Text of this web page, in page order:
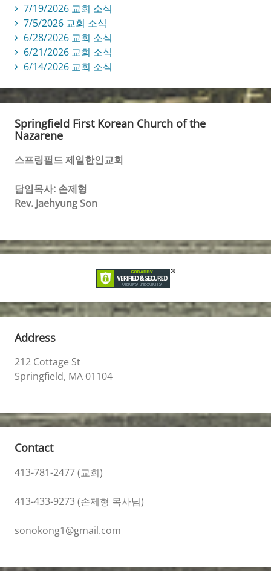
7/19/2026 교회 소식
7/5/2026 교회 소식
6/28/2026 교회 소식
6/21/2026 교회 소식
6/14/2026 교회 소식
Springfield First Korean Church of the
Nazarene
스프링필드 제일한인교회
담임목사: 손제형
Rev. Jaehyung Son
Address
212 Cottage St
Springfield, MA 01104
Contact
413-781-2477 (교회)
413-433-9273 (손제형 목사님)
sonokong1@gmail.com